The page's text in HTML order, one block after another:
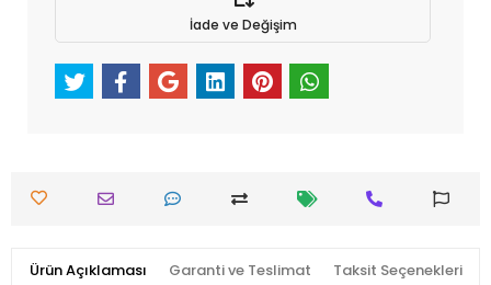
İade ve Değişim
Ürün Açıklaması Garanti ve Teslimat Taksit Seçenekleri